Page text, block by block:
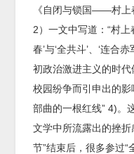
《自闭与锁国——村上
2）一文中写道：“村
春’与‘全共斗’、‘连合
初政治激进主义的时代
校园纷争而引申出的
部曲的一根红线” 4)。
文学中所流露出的挫
节”结束后，很多参过“